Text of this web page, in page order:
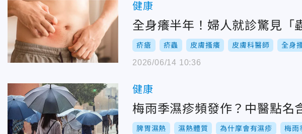
健康
全身癢半年！婦人就診驚見
疥瘡 疥蟲 皮膚搔癢 皮膚科醫師 全身
2026/06/14 10:36
健康
梅雨季濕疹頻發作？中醫點名
脾胃濕熱 濕熱體質 為什摩會有濕疹 梅雨